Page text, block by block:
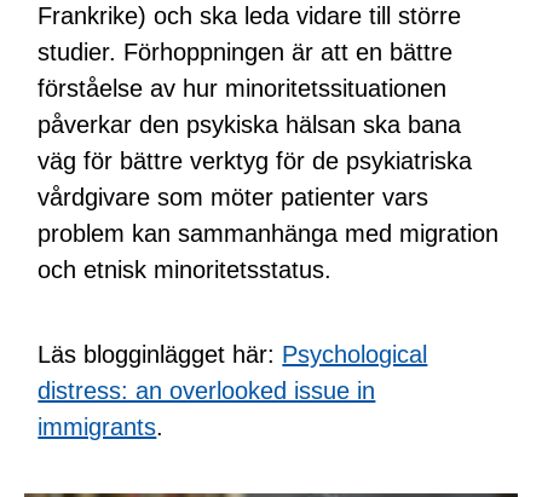
Frankrike) och ska leda vidare till större
studier. Förhoppningen är att en bättre
förståelse av hur minoritetssituationen
påverkar den psykiska hälsan ska bana
väg för bättre verktyg för de psykiatriska
vårdgivare som möter patienter vars
problem kan sammanhänga med migration
och etnisk minoritetsstatus.
Läs blogginlägget här: Psychological
distress: an overlooked issue in
immigrants.